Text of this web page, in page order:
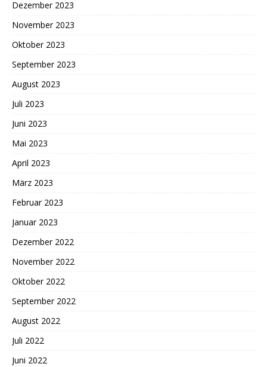
Dezember 2023
November 2023
Oktober 2023
September 2023
August 2023
Juli 2023
Juni 2023
Mai 2023
April 2023
März 2023
Februar 2023
Januar 2023
Dezember 2022
November 2022
Oktober 2022
September 2022
August 2022
Juli 2022
Juni 2022